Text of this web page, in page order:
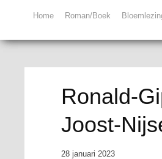
Home Roman/Boek
Ronald-
Joost-
28 januari 2023